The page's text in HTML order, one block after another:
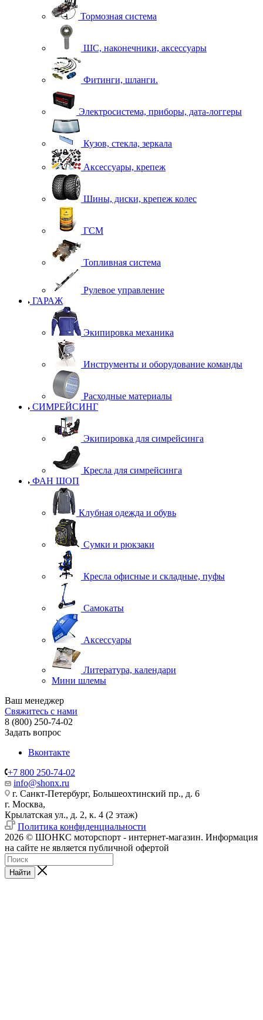
Тормозная система
ШС, наконечники, аксессуары
Фитинги, шланги.
Электросистема, приборы, дата-логгеры
Кузов, стекла, зеркала
Аксессуары, крепеж
Шины, диски, крепеж колес
ГСМ
Топливная система
Рулевое управление
ГАРАЖ
Экипировка механика
Инструменты и оборудование команды
Расходные материалы
СИМРЕЙСИНГ
Экипировка для симрейсинга
Кресла для симрейсинга
ФАН ШОП
Клубная одежда и обувь
Сумки и рюкзаки
Кресла офисные и складные, пуфы
Самокаты
Аксессуары
Литература, календари
Мини шлемы
Ваш менеджер
Свяжитесь с нами
8 (800) 250-74-02
Задать вопрос
Вконтакте
+7 800 250-74-02
info@shonx.ru
г. Санкт-Петербург, Большеохтинский пр., д. 6
г. Москва,
Крылатская ул., д. 2, к. 4 (2 этаж)
Политика конфиденциальности
2026 © ШОНКС моторспорт - интернет-магазин. Информация
на сайте не является публичной офертой
Найти